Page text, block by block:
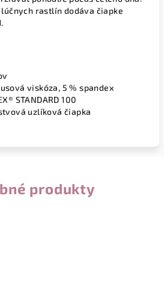
rastlín dodáva čiapke
viskóza, 5 % spandex
STANDARD 100
uzlíková čiapka
produkty